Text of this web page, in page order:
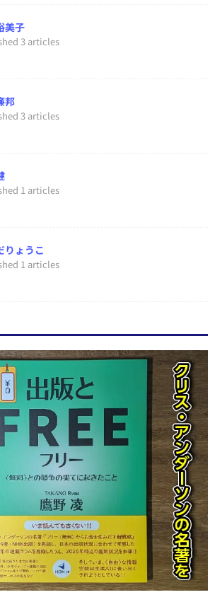
美子
3 articles
邦
3 articles
1 articles
りょうこ
1 articles